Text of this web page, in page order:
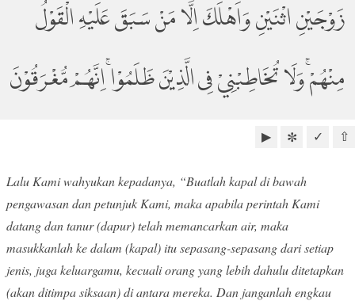
زَوْجَيْنِ اثْنَيْنِ وَاَهْلَكَ اِلَّا مَنْ سَبَقَ عَلَيْهِ الْقَوْلُ
مِنْهُمْۚ وَلَا تُخَاطِبْنِيْ فِى الَّذِيْنَ ظَلَمُوْاۚ اِنَّهُمْ مُّغْرَقُوْنَ
⇧
✓
✼
▶
Lalu Kami wahyukan kepadanya, “Buatlah kapal di bawah
pengawasan dan petunjuk Kami, maka apabila perintah Kami
datang dan tanur (dapur) telah memancarkan air, maka
masukkanlah ke dalam (kapal) itu sepasang-sepasang dari setiap
jenis, juga keluargamu, kecuali orang yang lebih dahulu ditetapkan
(akan ditimpa siksaan) di antara mereka. Dan janganlah engkau